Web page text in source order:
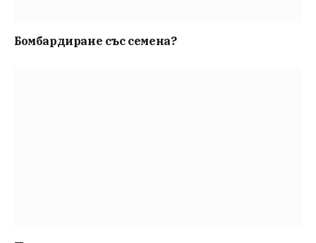
Бомбардиране със семена?